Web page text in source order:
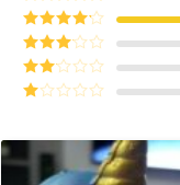
Note5sur
5
Note4
sur 5
Note3
sur 5
Note
sur
5